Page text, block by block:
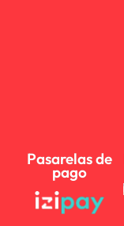
Pasarelas de
pago